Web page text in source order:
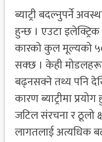
ब्याट्री बदल्नुपर्ने
हुन्छ । एउटा इलेक्ट्रिक
कारको कुल मूल्यको
सक्छ । केही
बढ्नसक्ने तथ्य पनि
कारण ब्याट्रीमा
जटिल संरचना र ठूलो
लागतलाई अत्यधिक